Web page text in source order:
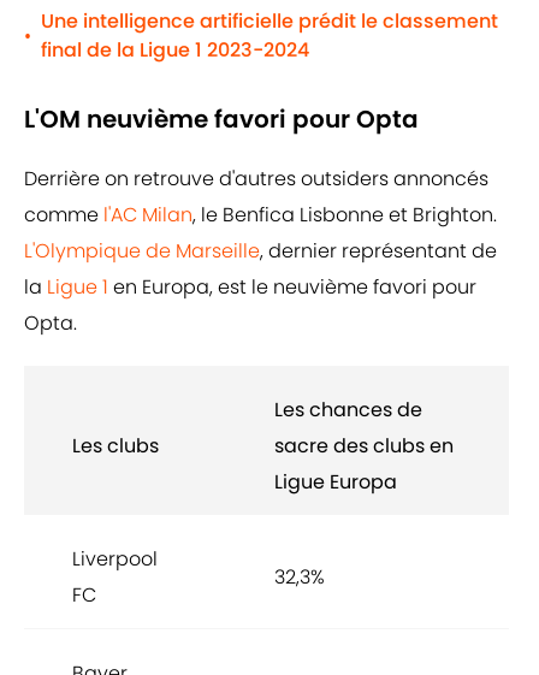
•
Une intelligence artificielle prédit le classement
final de la Ligue 1 2023-2024
L'OM neuvième favori pour Opta
Derrière on retrouve d'autres outsiders annoncés
comme l'AC Milan, le Benfica Lisbonne et Brighton.
L'Olympique de Marseille, dernier représentant de
la Ligue 1 en Europa, est le neuvième favori pour
Opta.
Les clubs
Les chances de
sacre des clubs en
Ligue Europa
Liverpool
FC
32,3%